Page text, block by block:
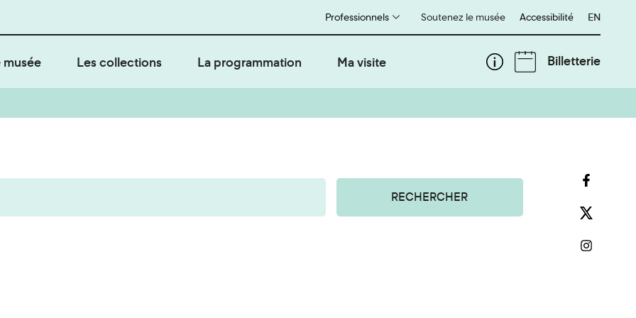
Soutenez le musée
Professionnels Accessibilité English
EN
musée Les collections La programmation Ma visite Billetterie
RECHERCHER